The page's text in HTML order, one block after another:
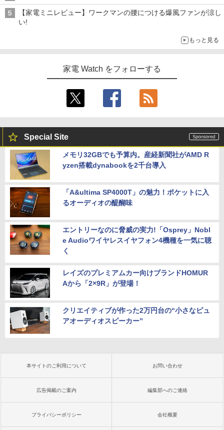
【家電ミニレビュー】ワークマンの腰につける爆風ファンが涼し
い!
もっと見る
家電 Watch をフォローする
Special Site
メモリ32GBでも予算内。産経新聞社がAMD R
yzen搭載dynabookを2千台導入
「A&ultima SP4000T」の魅力！ポケットに入
るオーディオの醍醐味
エントリーなのに脅威の実力!「Osprey」Nobl
e Audioワイヤレスイヤフォン4機種を一気に聴
く
レイズのプレミアムカー向けブランドHOMUR
Aから「2×9R」が登場！
クリエイティブが作った2万円台の“小さなピュ
アオーディオスピーカー”
本サイトのご利用について お問い合わせ
広告掲載のご案内 編集部へのご連絡
プライバシーポリシー 会社概要